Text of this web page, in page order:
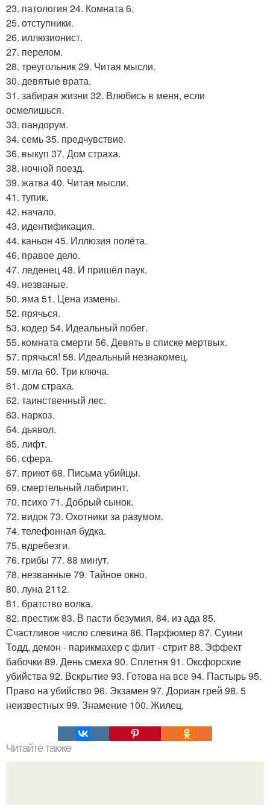
23. патология 24. Комната 6.
25. отступники.
26. иллюзионист.
27. перелом.
28. треугольник 29. Читая мысли.
30. девятые врата.
31. забирая жизни 32. Влюбись в меня, если
осмелишься.
33. пандорум.
34. семь 35. предчувствие.
36. выкуп 37. Дом страха.
38. ночной поезд.
39. жатва 40. Читая мысли.
41. тупик.
42. начало.
43. идентификация.
44. каньон 45. Иллюзия полёта.
46. правое дело.
47. леденец 48. И пришёл паук.
49. незваные.
50. яма 51. Цена измены.
52. прячься.
53. кодер 54. Идеальный побег.
55. комната смерти 56. Девять в списке мертвых.
57. прячься! 58. Идеальный незнакомец.
59. мгла 60. Три ключа.
61. дом страха.
62. таинственный лес.
63. наркоз.
64. дьявол.
65. лифт.
66. сфера.
67. приют 68. Письма убийцы.
69. смертельный лабиринт.
70. психо 71. Добрый сынок.
72. видок 73. Охотники за разумом.
74. телефонная будка.
75. вдребезги.
76. грибы 77. 88 минут.
78. незванные 79. Тайное окно.
80. луна 2112.
81. братство волка.
82. престиж 83. В пасти безумия, 84. из ада 85.
Счастливое число слевина 86. Парфюмер 87. Суини
Тодд, демон - парикмахер с флит - стрит 88. Эффект
бабочки 89. День смеха 90. Сплетня 91. Оксфорские
убийства 92. Вскрытие 93. Готова на все 94. Пастырь 95.
Право на убийство 96. Экзамен 97. Дориан грей 98. 5
неизвестных 99. Знамение 100. Жилец.
Читайте также